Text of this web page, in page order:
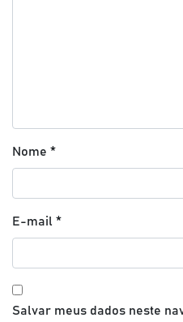
Nome *
E-mail *
Salvar meus dados neste